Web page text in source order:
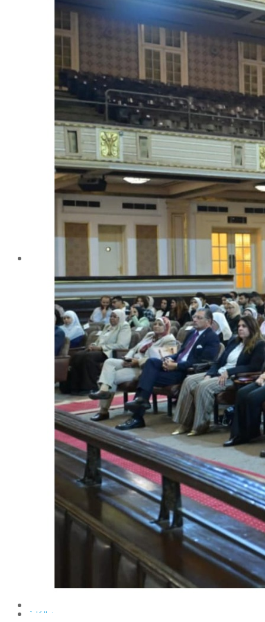
الخدمات التى تقدمها الإدارة
كيفية مشاركة الطالب فى النشاط
مستشارى لجان الإتحاد
تليفونات تهمك
الجوائز والمراكز خلال العام الجامعى 2019-2020
الأنشطة الطلابية
2016-2017
2017-2018
2019-2020
2020-2021
الخريجون
ملتقى الخريجين
خريجى الكلية
المستندات المطلوبة لاستخراج شهادات التخرج
الأقسام العلمية
الإجتماع الريفي والإرشاد الزراعي
الأراضى
الإقتصاد الزراعى
الألـــبان
أمراض النبات
الإنتاج الحيواني
بساتين الزينة
بساتين الفاكهة
الحشرات الإقتصادية والمبيدات
الحيوان والنيماتولوجيا الزراعية
الخضر
الصناعات الغذائية
الكيميـــاء الحيوية
النبات الزراعى
المحاصيل
الميكروبيولوجيا الزراعية
الهندسة الزراعية
الوراثة
البرامج التعليمية
برامج اللغة العربية
برامج اللغة الانجليزية
عن الكلية